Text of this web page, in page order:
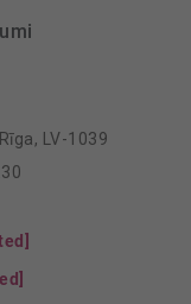
LV-1039